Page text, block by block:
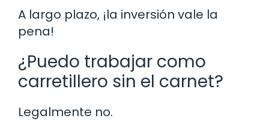
A largo plazo, ¡la inversión vale la
pena!
¿Puedo trabajar como
carretillero sin el carnet?
Legalmente no.